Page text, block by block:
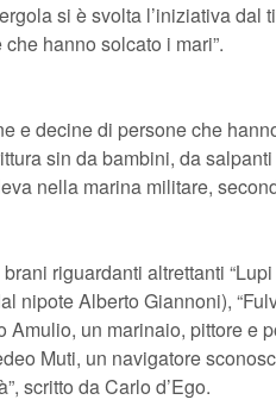
si è svolta l’iniziativa dal
hanno solcato i mari”.
e decine di persone che
sin da bambini, da
nella marina militare,
riguardanti altrettanti “Lupi
nipote Alberto Giannoni),
Amulio, un marinaio, pittore e
Muti, un navigatore
scritto da Carlo d’Ego.